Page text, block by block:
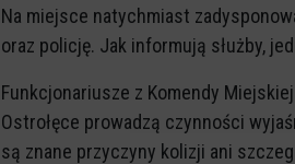
Na miejsce natychmiast
oraz policję. Jak informują służby,
Funkcjonariusze z Komendy
Ostrołęce prowadzą czynności
są znane przyczyny kolizji ani